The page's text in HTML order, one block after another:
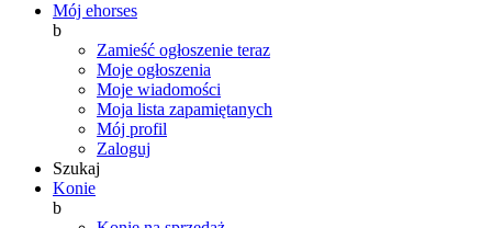
Mój ehorses
b
Zamieść ogłoszenie teraz
Moje ogłoszenia
Moje wiadomości
Moja lista zapamiętanych
Mój profil
Zaloguj
Szukaj
Konie
b